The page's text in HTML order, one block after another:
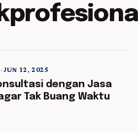
5 min read
•JUN 12, 2025
dengan Jasa
Tak Buang Waktu